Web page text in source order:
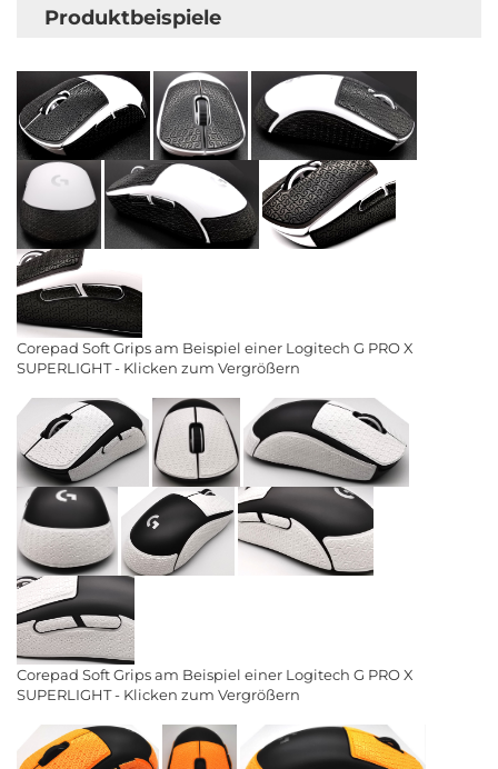
Produktbeispiele
Corepad Soft Grips am Beispiel einer Logitech G PRO X
SUPERLIGHT - Klicken zum Vergrößern
Corepad Soft Grips am Beispiel einer Logitech G PRO X
SUPERLIGHT - Klicken zum Vergrößern